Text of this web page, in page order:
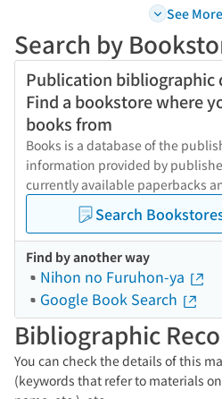
See
Search by
Publication bibliographic
Find a bookstore where
books from
Books is a database of the
information provided by
currently available paperbacks
Search
Find by another way
Nihon no Furuhon-ya
Google Book Search
Bibliographic
You can check the details of this
(keywords that refer to materials